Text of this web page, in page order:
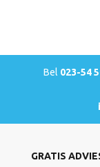
Bel 023-54
GRATIS